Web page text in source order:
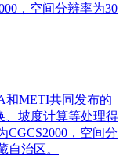
，空间分辨率为30
和METI共同发布的
、坡度计算等处理得
CGCS2000，空间分
自治区。